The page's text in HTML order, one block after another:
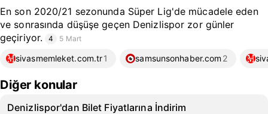
En son 2020/21 sezonunda Süper Lig'de mücadele eden
ve sonrasında düşüşe geçen Denizlispor zor günler
geçiriyor.
4 5 Mart
sivasmemleket.com.tr1 samsunsonhaber.com 2
Diğer konular
Denizlispor'dan Bilet Fiyatlarına İndirim